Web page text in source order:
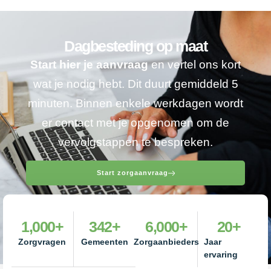
Dagbesteding op maat
Start hier je aanvraagen vertel ons kort
wat je nodig hebt. Dit duurt gemiddeld 5
minuten. Binnen enkele werkdagen wordt
er contact met je opgenomen om de
vervolgstappen te bespreken.
Start zorgaanvraag
Zorgvragen
1,000+
Gemeenten
342+
Zorgaanbieders
6,000+
Jaar
ervaring
20+